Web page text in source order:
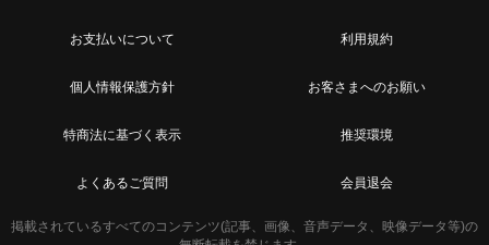
お支払いについて 利用規約
個人情報保護方針 お客さまへのお願い
特商法に基づく表示 推奨環境
よくあるご質問 会員退会
掲載されているすべてのコンテンツ(記事、画像、音声データ、映像データ等)の